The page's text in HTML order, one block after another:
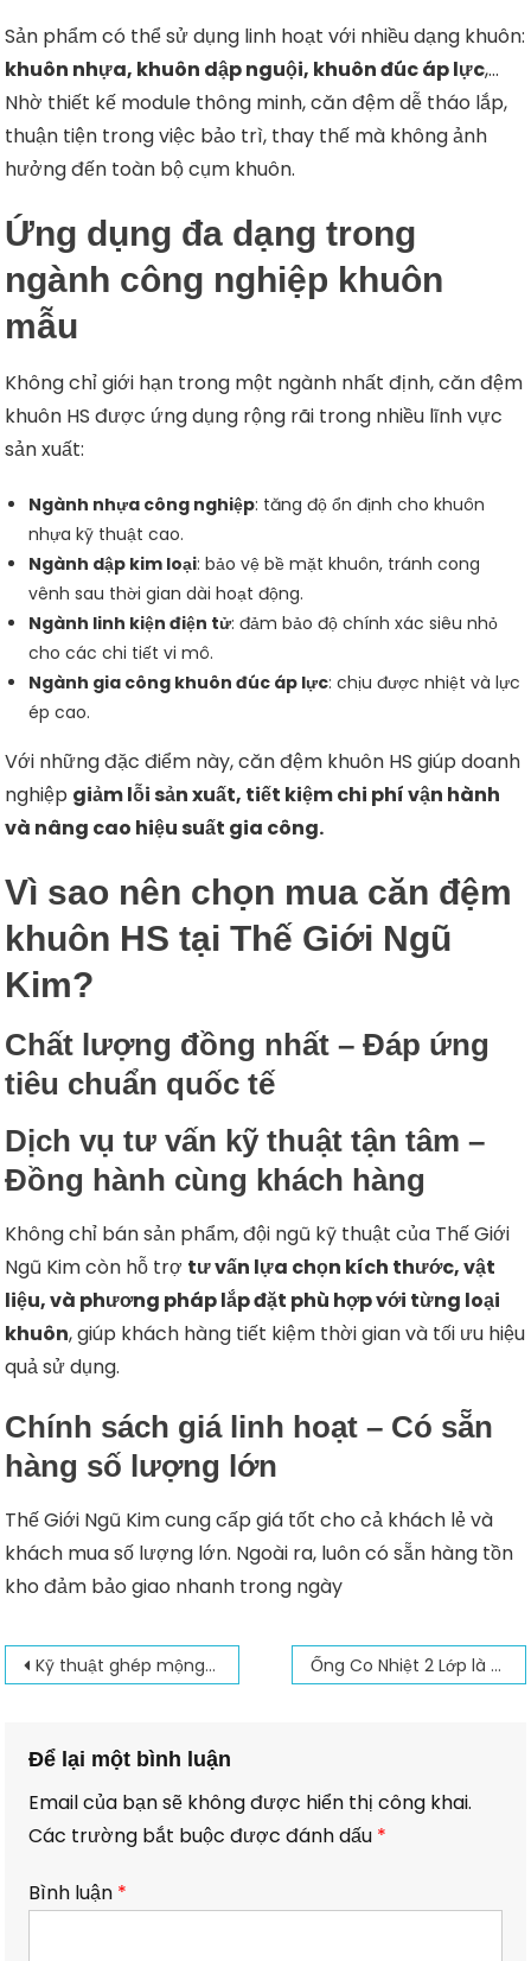
Sản phẩm có thể sử dụng linh hoạt với nhiều dạng khuôn:
khuôn nhựa, khuôn dập nguội, khuôn đúc áp lực,…
Nhờ thiết kế module thông minh, căn đệm dễ tháo lắp,
thuận tiện trong việc bảo trì, thay thế mà không ảnh
hưởng đến toàn bộ cụm khuôn.
Ứng dụng đa dạng trong
ngành công nghiệp khuôn
mẫu
Không chỉ giới hạn trong một ngành nhất định, căn đệm
khuôn HS được ứng dụng rộng rãi trong nhiều lĩnh vực
sản xuất:
Ngành nhựa công nghiệp: tăng độ ổn định cho khuôn
nhựa kỹ thuật cao.
Ngành dập kim loại: bảo vệ bề mặt khuôn, tránh cong
vênh sau thời gian dài hoạt động.
Ngành linh kiện điện tử: đảm bảo độ chính xác siêu nhỏ
cho các chi tiết vi mô.
Ngành gia công khuôn đúc áp lực: chịu được nhiệt và lực
ép cao.
Với những đặc điểm này, căn đệm khuôn HS giúp doanh
nghiệp giảm lỗi sản xuất, tiết kiệm chi phí vận hành
và nâng cao hiệu suất gia công.
Vì sao nên chọn mua căn đệm
khuôn HS tại Thế Giới Ngũ
Kim?
Chất lượng đồng nhất – Đáp ứng
tiêu chuẩn quốc tế
Dịch vụ tư vấn kỹ thuật tận tâm –
Đồng hành cùng khách hàng
Không chỉ bán sản phẩm, đội ngũ kỹ thuật của Thế Giới
Ngũ Kim còn hỗ trợ tư vấn lựa chọn kích thước, vật
liệu, và phương pháp lắp đặt phù hợp với từng loại
khuôn, giúp khách hàng tiết kiệm thời gian và tối ưu hiệu
quả sử dụng.
Chính sách giá linh hoạt – Có sẵn
hàng số lượng lớn
Thế Giới Ngũ Kim cung cấp giá tốt cho cả khách lẻ và
khách mua số lượng lớn. Ngoài ra, luôn có sẵn hàng tồn
kho đảm bảo giao nhanh trong ngày
Điều
bài
viết
Kỹ thuật ghép mộng gỗ – Các loại mộng gỗ cơ bản Ống Co Nhiệt 2 Lớp là gì? Nguyên tắc bảo vệ dây dẫn bằng ống co nhiệt
Để lại một bình luận
Email của bạn sẽ không được hiển thị công khai.
Các trường bắt buộc được đánh dấu *
Bình luận *